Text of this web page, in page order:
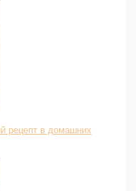
рецепт в домашних